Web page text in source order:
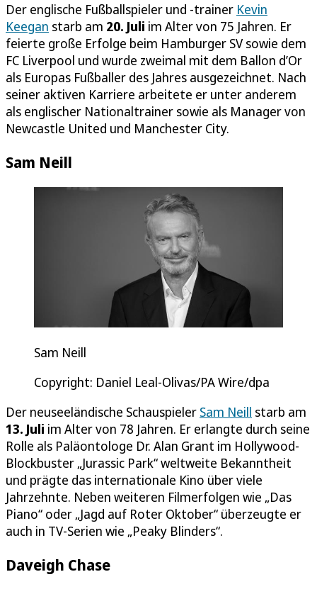
Der englische Fußballspieler und -trainer Kevin
Keegan starb am 20. Juli im Alter von 75 Jahren. Er
feierte große Erfolge beim Hamburger SV sowie dem
FC Liverpool und wurde zweimal mit dem Ballon d’Or
als Europas Fußballer des Jahres ausgezeichnet. Nach
seiner aktiven Karriere arbeitete er unter anderem
als englischer Nationaltrainer sowie als Manager von
Newcastle United und Manchester City.
Sam Neill
Sam Neill
Copyright: Daniel Leal-Olivas/PA Wire/dpa
Der neuseeländische Schauspieler Sam Neill starb am
13. Juli im Alter von 78 Jahren. Er erlangte durch seine
Rolle als Paläontologe Dr. Alan Grant im Hollywood-
Blockbuster „Jurassic Park“ weltweite Bekanntheit
und prägte das internationale Kino über viele
Jahrzehnte. Neben weiteren Filmerfolgen wie „Das
Piano“ oder „Jagd auf Roter Oktober“ überzeugte er
auch in TV-Serien wie „Peaky Blinders“.
Daveigh Chase